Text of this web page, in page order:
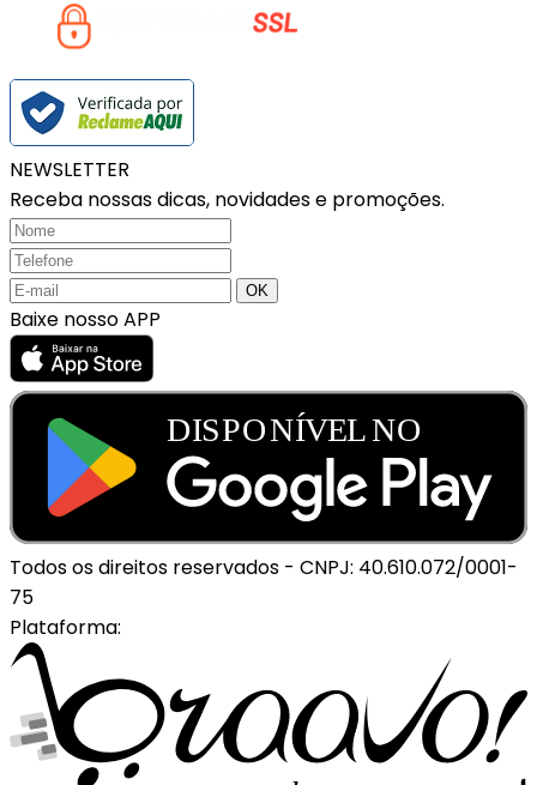
NEWSLETTER
Receba nossas dicas, novidades e promoções.
Baixe nosso APP
Todos os direitos reservados - CNPJ: 40.610.072/0001-
75
Plataforma: